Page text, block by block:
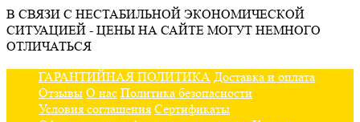
В СВЯЗИ С НЕСТАБИЛЬНОЙ ЭКОНОМИЧЕСКОЙ
СИТУАЦИЕЙ - ЦЕНЫ НА САЙТЕ МОГУТ НЕМНОГО
ОТЛИЧАТЬСЯ
ГАРАНТИЙНАЯ ПОЛИТИКА Доставка и оплата
Отзывы О нас Политика безопасности
Условия соглашения Сертификаты